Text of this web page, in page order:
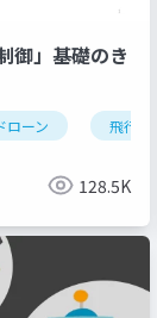
御」基礎のき
ローン 飛行制御
128.5K